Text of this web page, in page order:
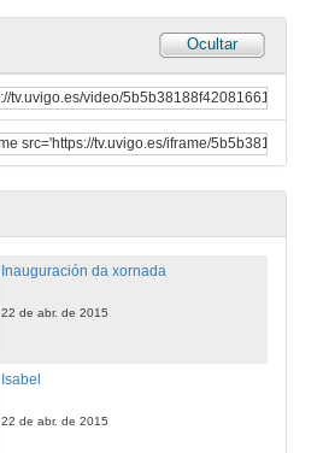
Ocultar
Inauguración da xornada
22 de abr. de 2015
Isabel
22 de abr. de 2015